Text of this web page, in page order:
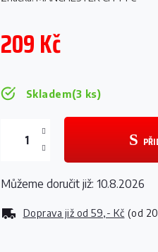
209 Kč
Skladem(3 ks)
Doprava již od 59,- Kč (od
Můžeme doručit již: 10.8.2026